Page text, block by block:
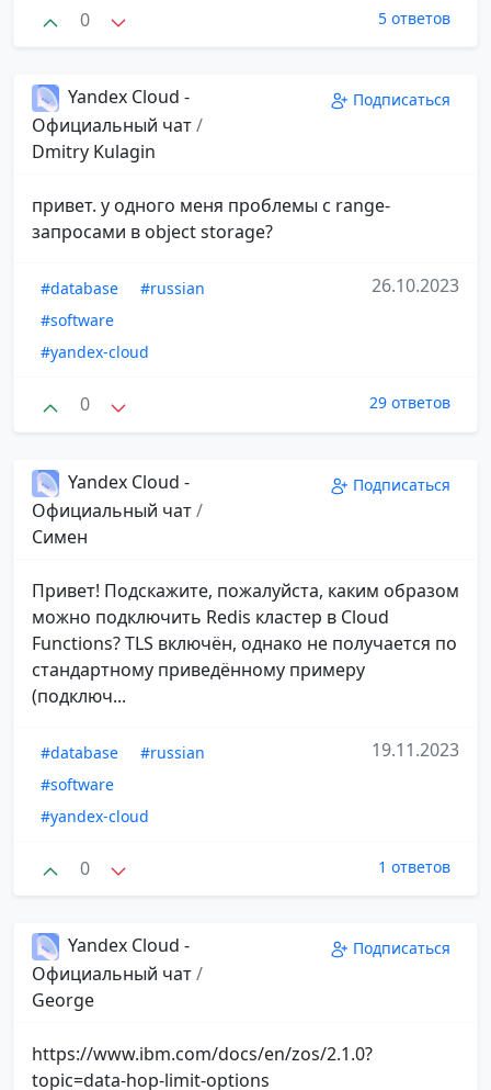
0 5 ответов
Yandex Cloud -
Официальный чат/
Dmitry Kulagin
Подписаться
привет. у одного меня проблемы с range-
запросами в object storage?
#database
#russian
#software
#yandex-cloud
26.10.2023
0 29 ответов
Yandex Cloud -
Официальный чат/
Симен
Подписаться
Привет! Подскажите, пожалуйста, каким образом
можно подключить Redis кластер в Cloud
Functions? TLS включён, однако не получается по
стандартному приведённому примеру
(подключ...
#database
#russian
#software
#yandex-cloud
19.11.2023
0 1 ответов
Yandex Cloud -
Официальный чат/
George
Подписаться
https://www.ibm.com/docs/en/zos/2.1.0?
topic=data-hop-limit-options